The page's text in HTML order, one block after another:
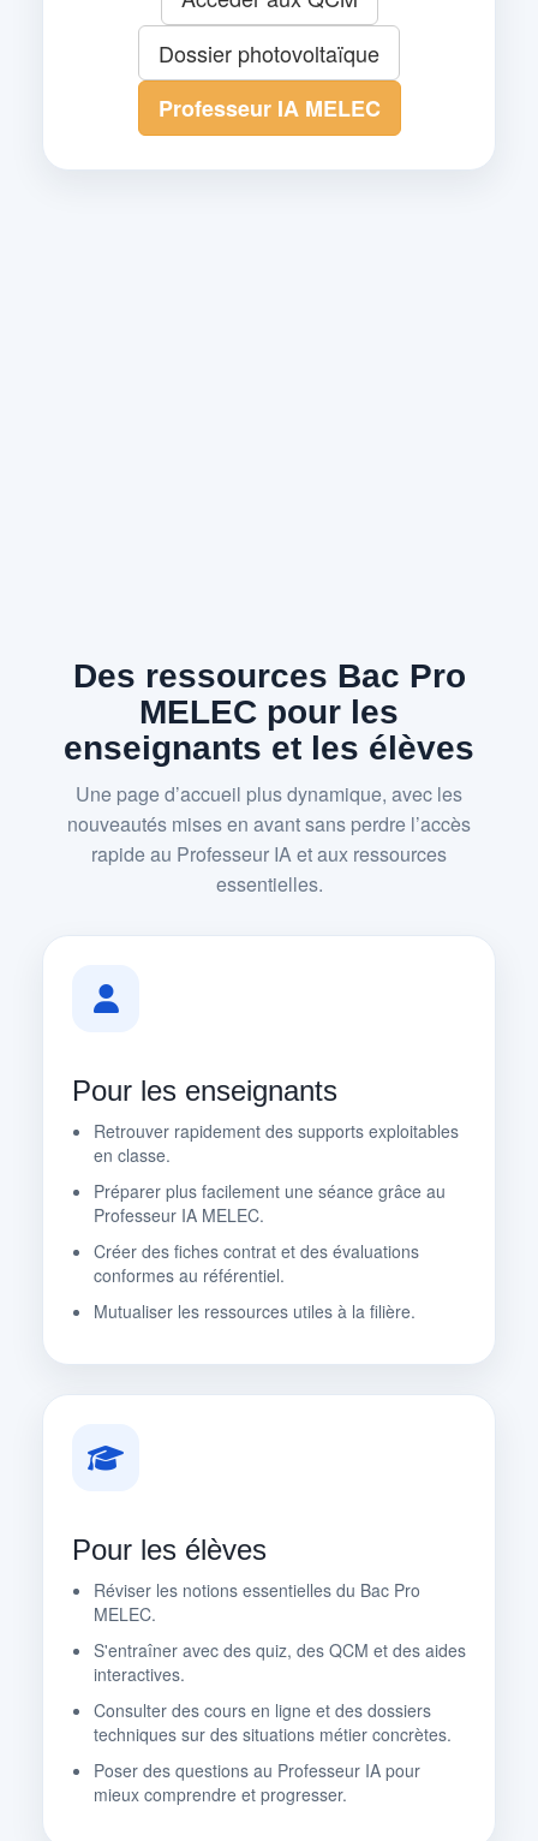
Dossier photovoltaïque
Professeur IA MELEC
Des ressources Bac Pro
MELEC pour les
enseignants et les élèves
Une page d’accueil plus dynamique, avec les
nouveautés mises en avant sans perdre l’accès
rapide au Professeur IA et aux ressources
essentielles.
Pour les enseignants
Retrouver rapidement des supports exploitables
en classe.
Préparer plus facilement une séance grâce au
Professeur IA MELEC.
Créer des fiches contrat et des évaluations
conformes au référentiel.
Mutualiser les ressources utiles à la filière.
Pour les élèves
Réviser les notions essentielles du Bac Pro
MELEC.
S'entraîner avec des quiz, des QCM et des aides
interactives.
Consulter des cours en ligne et des dossiers
techniques sur des situations métier concrètes.
Poser des questions au Professeur IA pour
mieux comprendre et progresser.